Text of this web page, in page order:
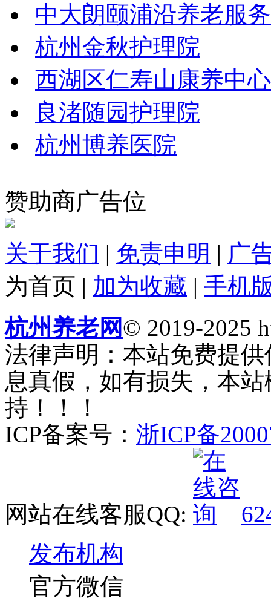
中大朗颐浦沿养老服
杭州金秋护理院
西湖区仁寿山康养中心
良渚随园护理院
杭州博养医院
赞助商广告位
关于我们 | 免责申明 | 广
为首页 | 加为收藏 | 手机
杭州养老网© 2019-2025
法律声明：本站免费提
息真假，如有损失，本
持！！！
ICP备案号： 浙ICP备
网站在线客服QQ:
发布机构
官方微信